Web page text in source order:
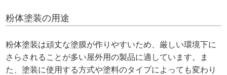
粉体塗装の用途
粉体塗装は頑丈な塗膜が作りやすいため、厳しい環境下に
さらされることが多い屋外用の製品に適しています。ま
た、塗装に使用する方式や塗料のタイプによっても変わり